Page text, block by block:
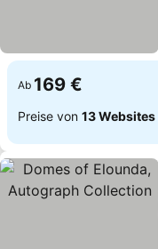
Ab 169 €
Preise von 13 Websites